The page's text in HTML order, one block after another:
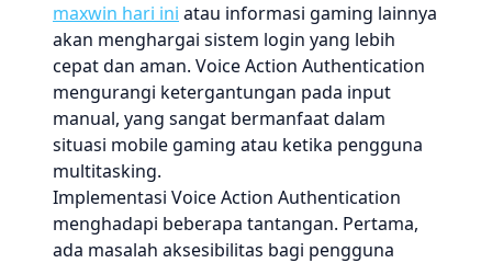
maxwin hari ini atau informasi gaming lainnya
akan menghargai sistem login yang lebih
cepat dan aman. Voice Action Authentication
mengurangi ketergantungan pada input
manual, yang sangat bermanfaat dalam
situasi mobile gaming atau ketika pengguna
multitasking.
Implementasi Voice Action Authentication
menghadapi beberapa tantangan. Pertama,
ada masalah aksesibilitas bagi pengguna